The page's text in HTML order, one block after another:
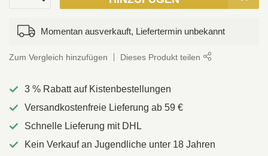
Momentan ausverkauft, Liefertermin unbekannt
Zum Vergleich hinzufügen Dieses Produkt teilen
3 % Rabatt auf Kistenbestellungen
Versandkostenfreie Lieferung ab 59 €
Schnelle Lieferung mit DHL
Kein Verkauf an Jugendliche unter 18 Jahren